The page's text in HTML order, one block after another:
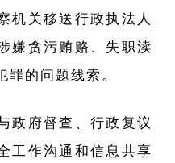
机关移送行政执法人
嫌贪污贿赂、失职渎
罪的问题线索。
政府督查、行政复议
工作沟通和信息共享